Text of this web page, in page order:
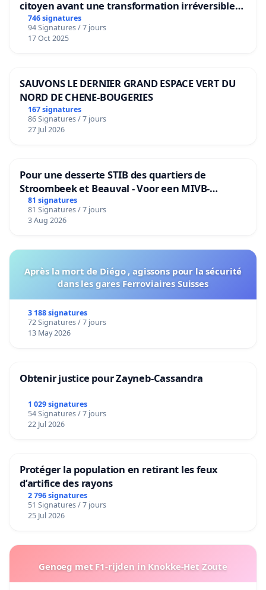
citoyen avant une transformation irréversible
de notre territoire »
746 signatures
94 Signatures / 7 jours
17 Oct 2025
SAUVONS LE DERNIER GRAND ESPACE VERT DU
NORD DE CHENE-BOUGERIES
167 signatures
86 Signatures / 7 jours
27 Jul 2026
Pour une desserte STIB des quartiers de
Stroombeek et Beauval - Voor een MIVB-
bediening van de wijken Strombeek en Het
Voor
81 signatures
81 Signatures / 7 jours
3 Aug 2026
Après la mort de Diégo , agissons pour la sécurité
dans les gares Ferroviaires Suisses
3 188 signatures
72 Signatures / 7 jours
13 May 2026
Obtenir justice pour Zayneb-Cassandra
1 029 signatures
54 Signatures / 7 jours
22 Jul 2026
Protéger la population en retirant les feux
d’artifice des rayons
2 796 signatures
51 Signatures / 7 jours
25 Jul 2026
Genoeg met F1-rijden in Knokke-Het Zoute